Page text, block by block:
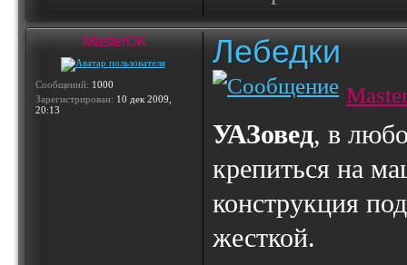
MasterOK
Сообщений: 1000
Зарегистрирован: 10 дек 2009,
20:13
Лебедки
УАЗовед, в
крепиться на
конструкция
жесткой.